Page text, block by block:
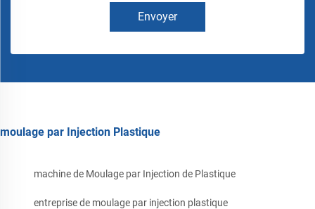
Envoyer
moulage par Injection Plastique
machine de Moulage par Injection de Plastique
entreprise de moulage par injection plastique